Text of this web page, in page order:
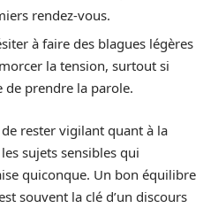
rendez-vous.
à faire des blagues légères
la tension, surtout si
de prendre la parole.
rester vigilant quant à la
sujets sensibles qui
quiconque. Un bon équilibre
souvent la clé d’un discours